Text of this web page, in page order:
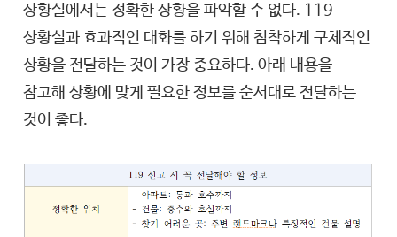
상황실에서는 정확한 상황을 파악할 수 없다. 119
상황실과 효과적인 대화를 하기 위해 침착하게 구체적인
상황을 전달하는 것이 가장 중요하다. 아래 내용을
참고해 상황에 맞게 필요한 정보를 순서대로 전달하는
것이 좋다.